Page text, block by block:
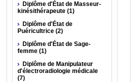
Diplôme d'État de Masseur-
kinésithérapeute (1)
Diplôme d'État de
Puéricultrice (2)
Diplôme d'État de Sage-
femme (1)
Diplôme de Manipulateur
d'électroradiologie médicale
(7)